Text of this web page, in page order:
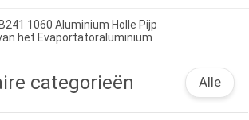
1060 Aluminium Holle Pijp
het Evaportatoraluminium
categorieën Alle